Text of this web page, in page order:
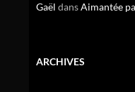
Gaël dansAimantée
ARCHIVES